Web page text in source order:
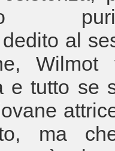
al
Wilmot
e tutto se
ma